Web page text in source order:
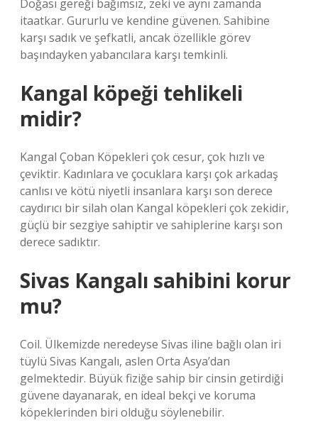
Doğası gereği bağımsız, zeki ve aynı zamanda
itaatkar. Gururlu ve kendine güvenen. Sahibine
karşı sadık ve şefkatli, ancak özellikle görev
başındayken yabancılara karşı temkinli.
Kangal köpeği tehlikeli
midir?
Kangal Çoban Köpekleri çok cesur, çok hızlı ve
çeviktir. Kadınlara ve çocuklara karşı çok arkadaş
canlısı ve kötü niyetli insanlara karşı son derece
caydırıcı bir silah olan Kangal köpekleri çok zekidir,
güçlü bir sezgiye sahiptir ve sahiplerine karşı son
derece sadıktır.
Sivas Kangalı sahibini korur
mu?
Coil. Ülkemizde neredeyse Sivas iline bağlı olan iri
tüylü Sivas Kangalı, aslen Orta Asya’dan
gelmektedir. Büyük fiziğe sahip bir cinsin getirdiği
güvene dayanarak, en ideal bekçi ve koruma
köpeklerinden biri olduğu söylenebilir.